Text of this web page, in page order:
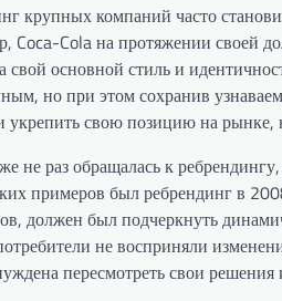
крупных компаний часто
Coca-Cola на протяжении своей
свой основной стиль и
но при этом сохранив
укрепить свою позицию на рынке,
не раз обращалась к
примеров был ребрендинг в
должен был подчеркнуть
не восприняли
пересмотреть свои